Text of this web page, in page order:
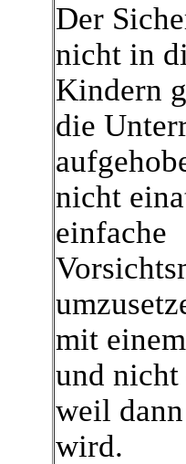
Der
nicht in
Kindern
die
nicht
einfache
mit
und nicht
weil
wird.